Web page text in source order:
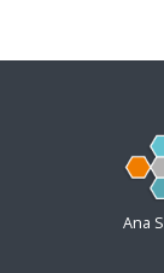
Ana